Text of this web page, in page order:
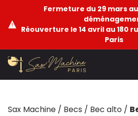
Fermeture du 29 mars
Réouverture le 14 avril au 180
Paris
Sax Machine / Becs / Bec alto /